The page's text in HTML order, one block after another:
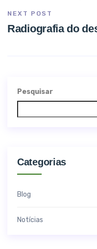
NEXT POST
Radiografia do
Pesquisar
Categorias
Blog
Notícias